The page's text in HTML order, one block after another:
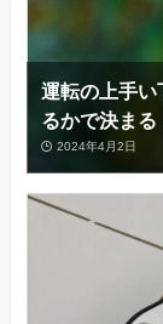
運転の上手
るかで決まる
2024年4月2日